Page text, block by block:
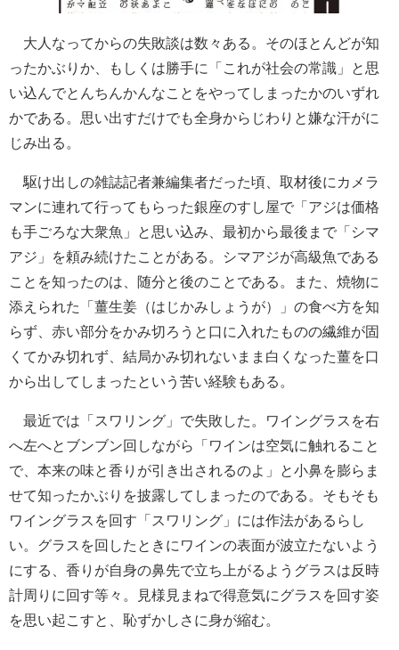
大人なってからの失敗談は数々ある。そのほとんどが知
ったかぶりか、もしくは勝手に「これが社会の常識」と思
い込んでとんちんかんなことをやってしまったかのいずれ
かである。思い出すだけでも全身からじわりと嫌な汗がに
じみ出る。
駆け出しの雑誌記者兼編集者だった頃、取材後にカメラ
マンに連れて行ってもらった銀座のすし屋で「アジは価格
も手ごろな大衆魚」と思い込み、最初から最後まで「シマ
アジ」を頼み続けたことがある。シマアジが高級魚である
ことを知ったのは、随分と後のことである。また、焼物に
添えられた「薑生姜（はじかみしょうが）」の食べ方を知
らず、赤い部分をかみ切ろうと口に入れたものの繊維が固
くてかみ切れず、結局かみ切れないまま白くなった薑を口
から出してしまったという苦い経験もある。
最近では「スワリング」で失敗した。ワイングラスを右
へ左へとブンブン回しながら「ワインは空気に触れること
で、本来の味と香りが引き出されるのよ」と小鼻を膨らま
せて知ったかぶりを披露してしまったのである。そもそも
ワイングラスを回す「スワリング」には作法があるらし
い。グラスを回したときにワインの表面が波立たないよう
にする、香りが自身の鼻先で立ち上がるようグラスは反時
計周りに回す等々。見様見まねで得意気にグラスを回す姿
を思い起こすと、恥ずかしさに身が縮む。